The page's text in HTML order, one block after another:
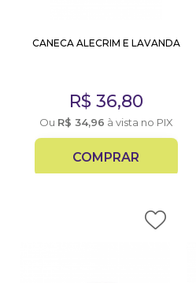
CANECA ALECRIM E LAVANDA
R$ 36,80
Ou R$ 34,96 à vista no PIX
COMPRAR